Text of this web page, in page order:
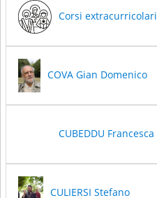
Corsi extracurricolari
COVA Gian Domenico
CUBEDDU Francesca
CULIERSI Stefano